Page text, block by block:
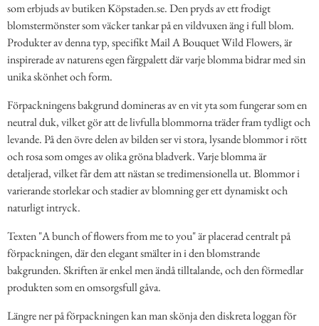
som erbjuds av butiken Köpstaden.se. Den pryds av ett frodigt
blomstermönster som väcker tankar på en vildvuxen äng i full blom.
Produkter av denna typ, specifikt Mail A Bouquet Wild Flowers, är
inspirerade av naturens egen färgpalett där varje blomma bidrar med sin
unika skönhet och form.
Förpackningens bakgrund domineras av en vit yta som fungerar som en
neutral duk, vilket gör att de livfulla blommorna träder fram tydligt och
levande. På den övre delen av bilden ser vi stora, lysande blommor i rött
och rosa som omges av olika gröna bladverk. Varje blomma är
detaljerad, vilket får dem att nästan se tredimensionella ut. Blommor i
varierande storlekar och stadier av blomning ger ett dynamiskt och
naturligt intryck.
Texten "A bunch of flowers from me to you" är placerad centralt på
förpackningen, där den elegant smälter in i den blomstrande
bakgrunden. Skriften är enkel men ändå tilltalande, och den förmedlar
produkten som en omsorgsfull gåva.
Längre ner på förpackningen kan man skönja den diskreta loggan för